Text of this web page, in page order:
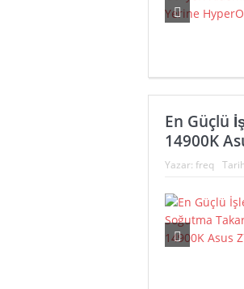
En Güçlü
14900K
Yazar: freq